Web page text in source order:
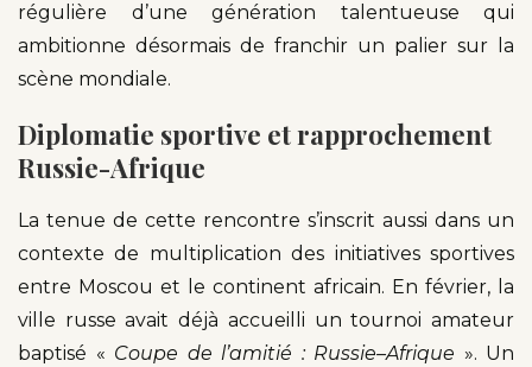
régulière d’une génération talentueuse qui
ambitionne désormais de franchir un palier sur la
scène mondiale.
Diplomatie sportive et rapprochement
Russie-Afrique
La tenue de cette rencontre s’inscrit aussi dans un
contexte de multiplication des initiatives sportives
entre Moscou et le continent africain. En février, la
ville russe avait déjà accueilli un tournoi amateur
baptisé « Coupe de l’amitié : Russie–Afrique ». Un